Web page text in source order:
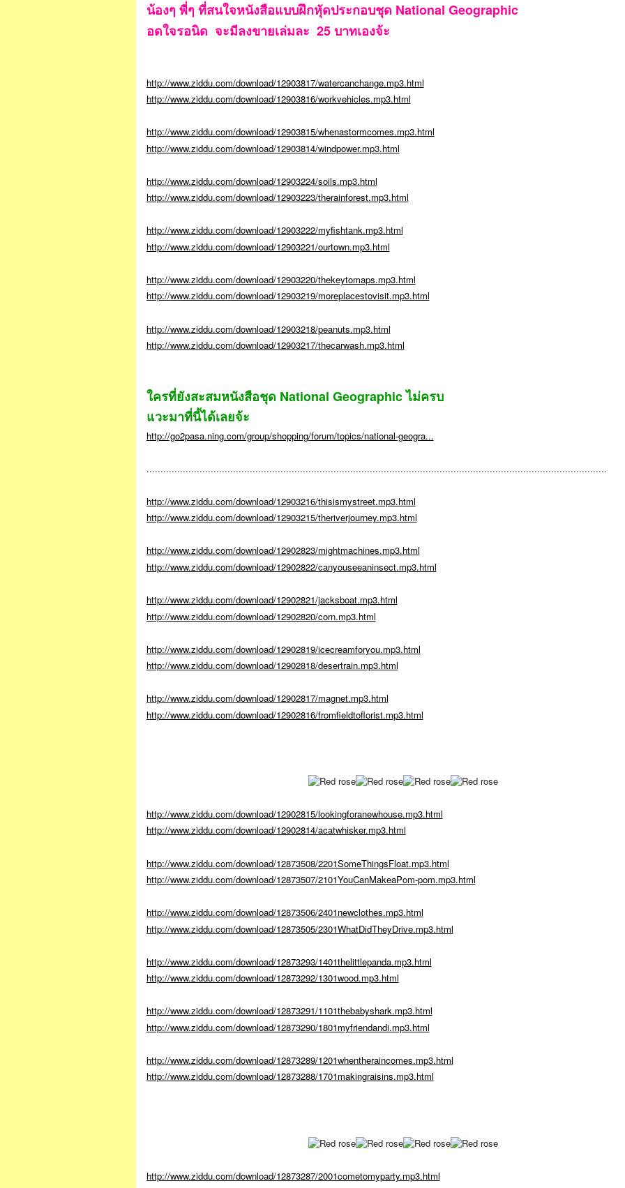
น้องๆ พี่ๆ ที่สนใจหนังสือแบบฝึกหัุดประกอบชุด National Geographic
อดใจรอนิด จะมีลงขายเล่มละ 25 บาทเองจ้ะ
http://www.ziddu.com/download/12903817/watercanchange.mp3.html
http://www.ziddu.com/download/12903816/workvehicles.mp3.html
http://www.ziddu.com/download/12903815/whenastormcomes.mp3.html
http://www.ziddu.com/download/12903814/windpower.mp3.html
http://www.ziddu.com/download/12903224/soils.mp3.html
http://www.ziddu.com/download/12903223/therainforest.mp3.html
http://www.ziddu.com/download/12903222/myfishtank.mp3.html
http://www.ziddu.com/download/12903221/ourtown.mp3.html
http://www.ziddu.com/download/12903220/thekeytomaps.mp3.html
http://www.ziddu.com/download/12903219/moreplacestovisit.mp3.html
http://www.ziddu.com/download/12903218/peanuts.mp3.html
http://www.ziddu.com/download/12903217/thecarwash.mp3.html
ใครที่ยังสะสมหนังสือชุด National Geographic ไม่ครบ
แวะมาที่นี้ได้เลยจ้ะ
http://go2pasa.ning.com/group/shopping/forum/topics/national-geogra...
.....................................................................................................................................................................
http://www.ziddu.com/download/12903216/thisismystreet.mp3.html
http://www.ziddu.com/download/12903215/theriverjourney.mp3.html
http://www.ziddu.com/download/12902823/mightmachines.mp3.html
http://www.ziddu.com/download/12902822/canyouseeaninsect.mp3.html
http://www.ziddu.com/download/12902821/jacksboat.mp3.html
http://www.ziddu.com/download/12902820/corn.mp3.html
http://www.ziddu.com/download/12902819/icecreamforyou.mp3.html
http://www.ziddu.com/download/12902818/desertrain.mp3.html
http://www.ziddu.com/download/12902817/magnet.mp3.html
http://www.ziddu.com/download/12902816/fromfieldtoflorist.mp3.html
http://www.ziddu.com/download/12902815/lookingforanewhouse.mp3.html
http://www.ziddu.com/download/12902814/acatwhisker.mp3.html
http://www.ziddu.com/download/12873508/2201SomeThingsFloat.mp3.html
http://www.ziddu.com/download/12873507/2101YouCanMakeaPom-pom.mp3.html
http://www.ziddu.com/download/12873506/2401newclothes.mp3.html
http://www.ziddu.com/download/12873505/2301WhatDidTheyDrive.mp3.html
http://www.ziddu.com/download/12873293/1401thelittlepanda.mp3.html
http://www.ziddu.com/download/12873292/1301wood.mp3.html
http://www.ziddu.com/download/12873291/1101thebabyshark.mp3.html
http://www.ziddu.com/download/12873290/1801myfriendandi.mp3.html
http://www.ziddu.com/download/12873289/1201whentheraincomes.mp3.html
http://www.ziddu.com/download/12873288/1701makingraisins.mp3.html
http://www.ziddu.com/download/12873287/2001cometomyparty.mp3.html